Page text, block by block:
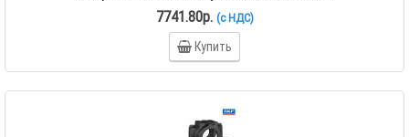
7741.80р. (с НДС)
Купить